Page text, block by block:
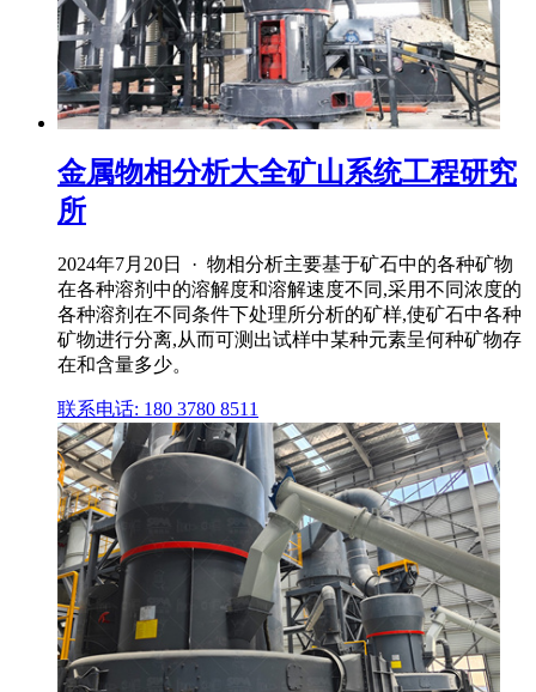
金属物相分析大全矿山系统工程研究
所
2024年7月20日 · 物相分析主要基于矿石中的各种矿物
在各种溶剂中的溶解度和溶解速度不同,采用不同浓度的
各种溶剂在不同条件下处理所分析的矿样,使矿石中各种
矿物进行分离,从而可测出试样中某种元素呈何种矿物存
在和含量多少。
联系电话: 180 3780 8511